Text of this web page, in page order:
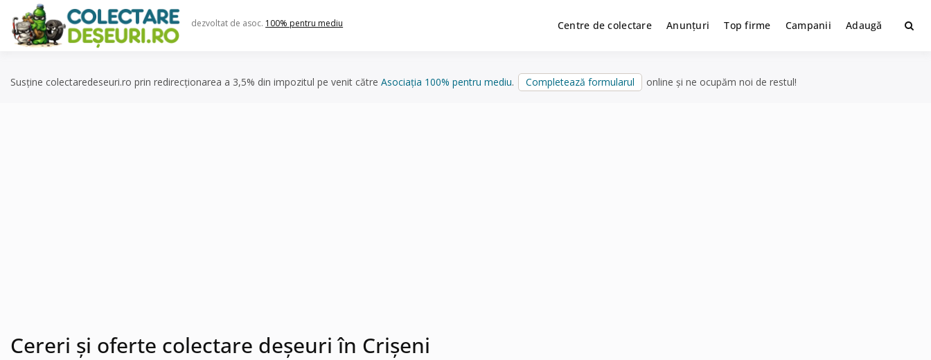
content
dezvoltat de asoc. 100% pentru mediu Centre de colectare Anunțuri Top firme Campanii Adaugă
Susține colectaredeseuri.ro prin redirecționarea a 3,5% din impozitul pe venit către Asociația 100% pentru mediu. Completează formularul online și ne ocupăm noi de restul!
Cereri și oferte colectare deșeuri în Crișeni